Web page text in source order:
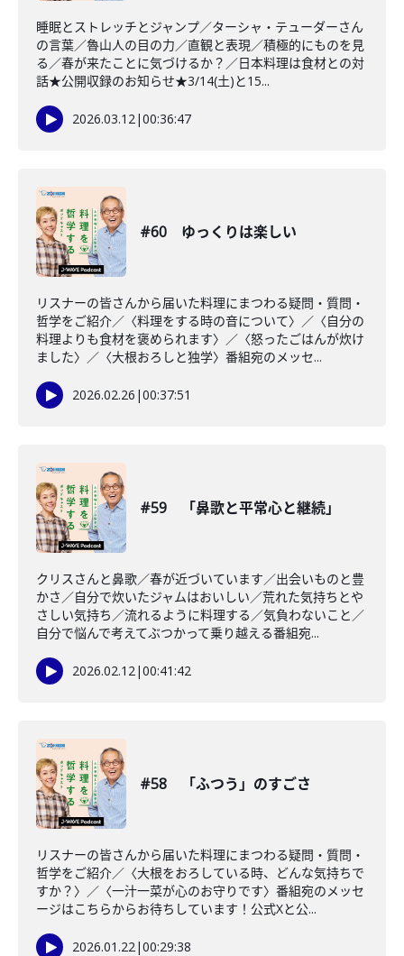
睡眠とストレッチとジャンプ／ターシャ・テューダーさん
の言葉／魯山人の目の力／直観と表現／積極的にものを見
る／春が来たことに気づけるか？／日本料理は食材との対
話★公開収録のお知らせ★3/14(土)と15...
2026.03.12|00:36:47
#60 ゆっくりは楽しい
リスナーの皆さんから届いた料理にまつわる疑問・質問・
哲学をご紹介／〈料理をする時の音について〉／〈自分の
料理よりも食材を褒められます〉／〈怒ったごはんが炊け
ました〉／〈大根おろしと独学〉番組宛のメッセ...
2026.02.26 |00:37:51
#59 「鼻歌と平常心と継続」
クリスさんと鼻歌／春が近づいています／出会いものと豊
かさ／自分で炊いたジャムはおいしい／荒れた気持ちとや
さしい気持ち／流れるように料理する／気負わないこと／
自分で悩んで考えてぶつかって乗り越える番組宛...
2026.02.12|00:41:42
#58 「ふつう」のすごさ
リスナーの皆さんから届いた料理にまつわる疑問・質問・
哲学をご紹介／〈大根をおろしている時、どんな気持ちで
すか？〉／〈一汁一菜が心のお守りです〉番組宛のメッセ
ージはこちらからお待ちしています！公式Xと公...
2026.01.22|00:29:38